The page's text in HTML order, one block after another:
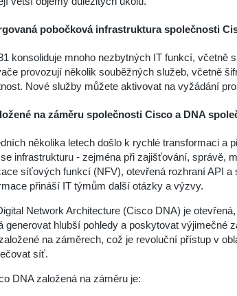
pobočková infrastruktura společnosti
konsoliduje mnoho nezbytných IT funkcí,
provozují několik souběžných služeb, včetně
Nové služby můžete aktivovat na vyžádání
na záměru společnosti Cisco a DNA
několika letech došlo k rychlé transformaci a
infrastrukturu - zejména při zajišťování, správě,
síťových funkcí (NFV), otevřená rozhraní API
přináší IT týmům další otázky a výzvy.
Network Architecture (Cisco DNA) je
generovat hlubší pohledy a poskytovat výjimečné
na záměrech, což je revoluční přístup v
síť.
DNA založená na záměru je: